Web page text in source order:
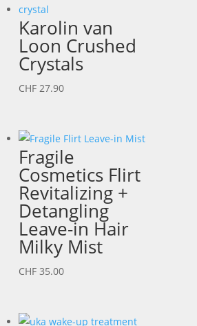
Karolin van
Loon Crushed
Crystals
CHF 27.90
Fragile
Cosmetics Flirt
Revitalizing +
Detangling
Leave-in Hair
Milky Mist
CHF 35.00